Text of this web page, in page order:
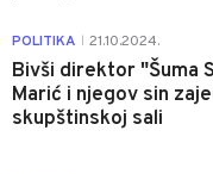
POLITIKA 21.10.2024.
Bivši direktor "Šuma
Marić i njegov sin
skupštinskoj sali